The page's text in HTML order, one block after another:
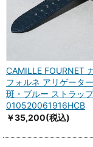
CAMILLE FOURNET
フォルネ アリゲータ
斑・ブルー ストラップ
010520061916HCB
￥35,200(税込)